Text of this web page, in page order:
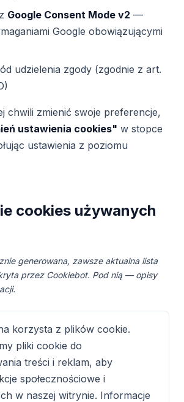
Google Consent Mode v2 —
Google obowiązującymi
udzielenia zgody (zgodnie z art.
chwili zmienić swoje preferencje,
ustawienia cookies" w stopce
ustawienia z poziomu
cookies używanych
generowana, zawsze aktualna lista
przez Cookiebot. Pod nią — opisy
korzysta z plików cookie.
pliki cookie do
treści i reklam, aby
społecznościowe i
w naszej witrynie. Informacje